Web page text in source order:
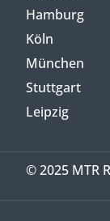
Hamburg
Köln
München
Stuttgart
Leipzig
© 2025 MTR